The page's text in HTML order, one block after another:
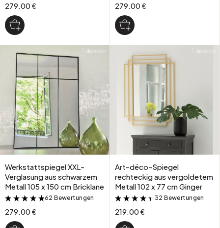
279.00 € 279.00 €
Werkstattspiegel XXL-
Verglasung aus schwarzem
Metall 105 x 150 cm Bricklane
&
62 Bewertungen
279.00 €
Art-déco-Spiegel
rechteckig aus vergoldetem
Metall 102 x 77 cm Ginger
&
32 Bewertungen
219.00 €